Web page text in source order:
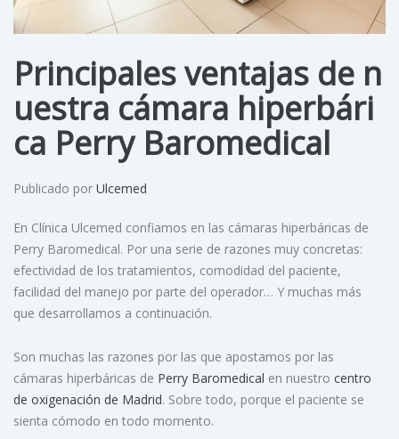
Principales ventajas de n
uestra cámara hiperbári
ca Perry Baromedical
Publicado por Ulcemed
En Clínica Ulcemed confiamos en las cámaras hiperbáricas de
Perry Baromedical. Por una serie de razones muy concretas:
efectividad de los tratamientos, comodidad del paciente,
facilidad del manejo por parte del operador… Y muchas más
que desarrollamos a continuación.
Son muchas las razones por las que apostamos por las
cámaras hiperbáricas de Perry Baromedical en nuestro centro
de oxigenación de Madrid. Sobre todo, porque el paciente se
sienta cómodo en todo momento.